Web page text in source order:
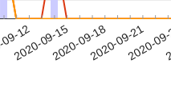
12
2020-09-152020-09-182020-09-21
2020-